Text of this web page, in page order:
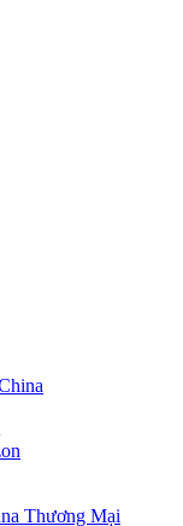
Thương Mại